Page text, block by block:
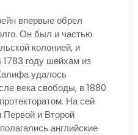
впервые обрел
Он был и частью
колонией, и
году шейхам из
удалось
века свободы, в 1880
На сей
Первой и Второй
английские